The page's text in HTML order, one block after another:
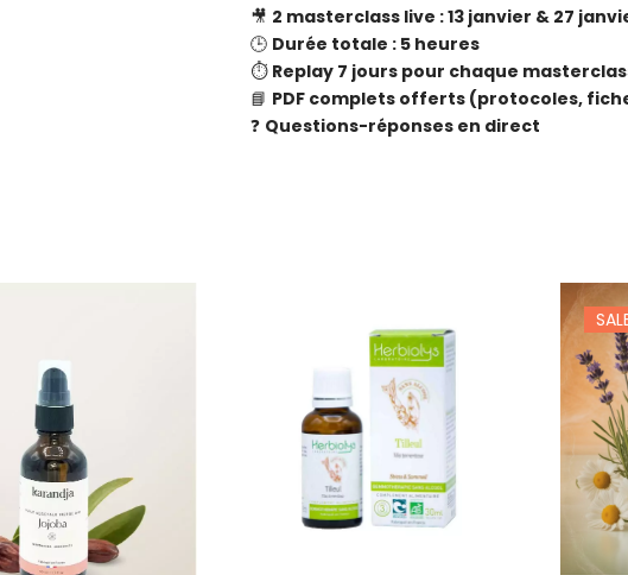
🎥 2 masterclass live : 13 janvier & 27
🕒 Durée totale : 5 heures
⏱️ Replay 7 jours pour chaque
📘 PDF complets offerts (protocoles,
❓ Questions-réponses en direct